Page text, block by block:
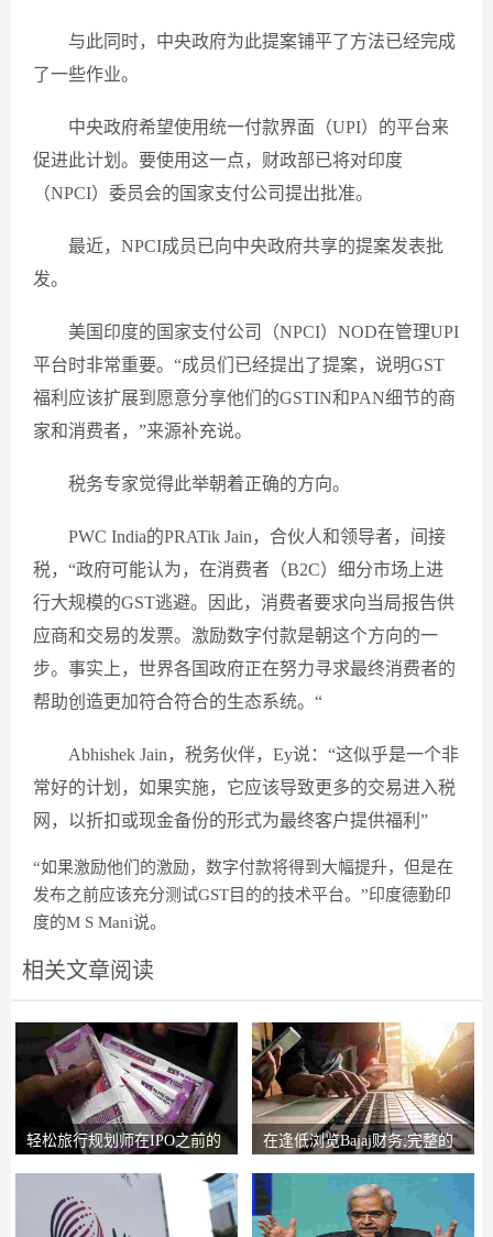
与此同时，中央政府为此提案铺平了方法已经完成
了一些作业。
中央政府希望使用统一付款界面（UPI）的平台来
促进此计划。要使用这一点，财政部已将对印度
（NPCI）委员会的国家支付公司提出批准。
最近，NPCI成员已向中央政府共享的提案发表批
发。
美国印度的国家支付公司（NPCI）NOD在管理UPI
平台时非常重要。“成员们已经提出了提案，说明GST
福利应该扩展到愿意分享他们的GSTIN和PAN细节的商
家和消费者，”来源补充说。
税务专家觉得此举朝着正确的方向。
PWC India的PRATik Jain，合伙人和领导者，间接
税，“政府可能认为，在消费者（B2C）细分市场上进
行大规模的GST逃避。因此，消费者要求向当局报告供
应商和交易的发票。激励数字付款是朝这个方向的一
步。事实上，世界各国政府正在努力寻求最终消费者的
帮助创造更加符合符合的生态系统。“
Abhishek Jain，税务伙伴，Ey说：“这似乎是一个非
常好的计划，如果实施，它应该导致更多的交易进入税
网，以折扣或现金备份的形式为最终客户提供福利”
“如果激励他们的激励，数字付款将得到大幅提升，但是在
发布之前应该充分测试GST目的的技术平台。”印度德勤印
度的M S Mani说。
相关文章阅读
轻松旅行规划师在IPO之前的
在逢低浏览Bajaj财务;完整的